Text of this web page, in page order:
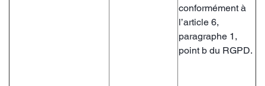
conformément à
l’article 6,
paragraphe 1,
point b du RGPD.